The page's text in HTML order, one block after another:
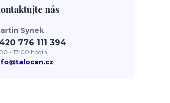
nás
Synek
776 111 394
- 17:00 hodin